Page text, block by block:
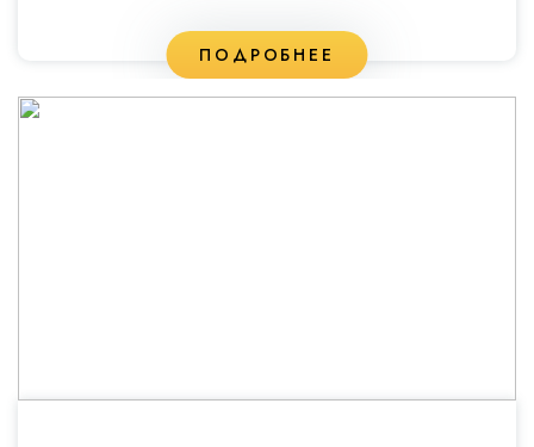
ПОДРОБНЕЕ